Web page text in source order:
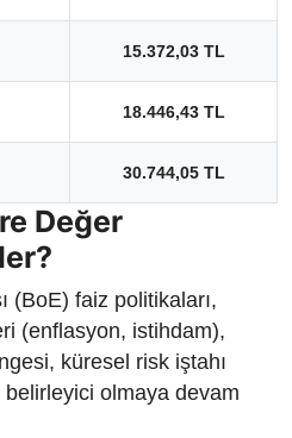
15.372,03 TL
18.446,43 TL
30.744,05 TL
Değer
(BoE) faiz politikaları,
(enflasyon, istihdam),
küresel risk iştahı
olmaya devam